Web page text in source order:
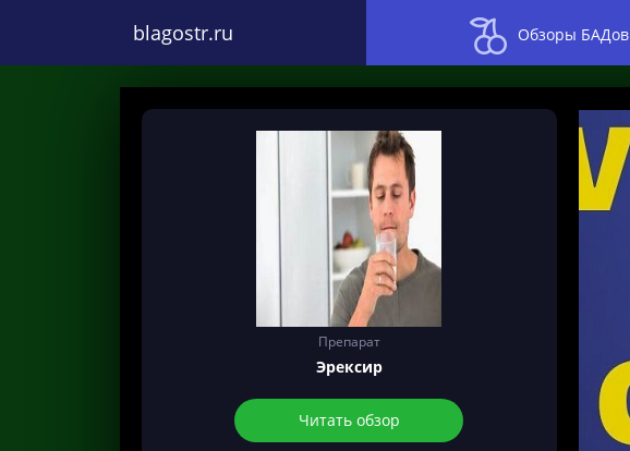
blagostr.ru Обзоры БАДов
Препарат
Эрексир
Читать обзор